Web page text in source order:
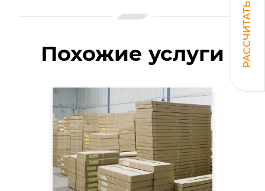
РАССЧИТАТЬ
Похожие услуги